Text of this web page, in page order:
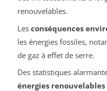
renouvelables.
Les conséquences
les énergies fossiles,
de gaz à effet de serre.
Des statistiques
énergies renouvelables